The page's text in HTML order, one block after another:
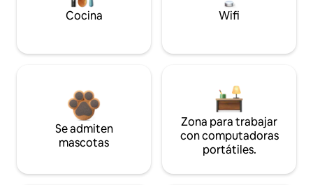
Cocina Wifi
Se admiten
mascotas
Zona para trabajar
con computadoras
portátiles.